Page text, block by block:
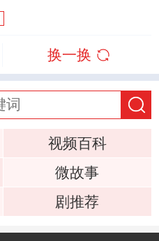
换一换
视频百科
微故事
剧推荐